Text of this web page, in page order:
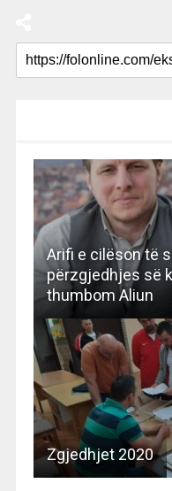
Arifi e cilëson të
përzgjedhjes së
thumbom Aliun
Zgjedhjet 2020